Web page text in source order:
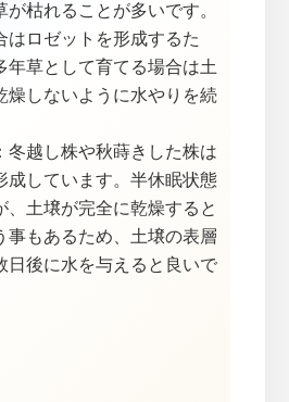
が枯れることが多いです。
はロゼットを形成するた
年草として育てる場合は土
燥しないように水やりを続
：冬越し株や秋蒔きした株は
成しています。半休眠状態
、土壌が完全に乾燥すると
事もあるため、土壌の表層
日後に水を与えると良いで